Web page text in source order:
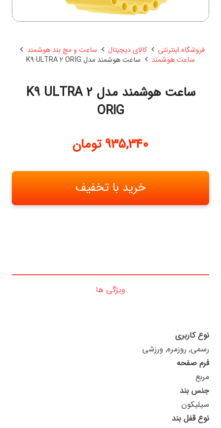
فروشگاه اینترنتی کالای دیجیتال
ساعت و مچ بند هوشمند
ساعت هوشمند
ساعت هوشمند مدل K9 ULTRA 2 ORIG
ساعت هوشمند مدل K9 ULTRA 2
ORIG
935,340 تومان
خرید با تخفیف
ویژگی ها
نوع کاربری
رسمی, روزمره, ورزشی
فرم صفحه
مربع
جنس بند
سیلیکون
نوع قفل بند